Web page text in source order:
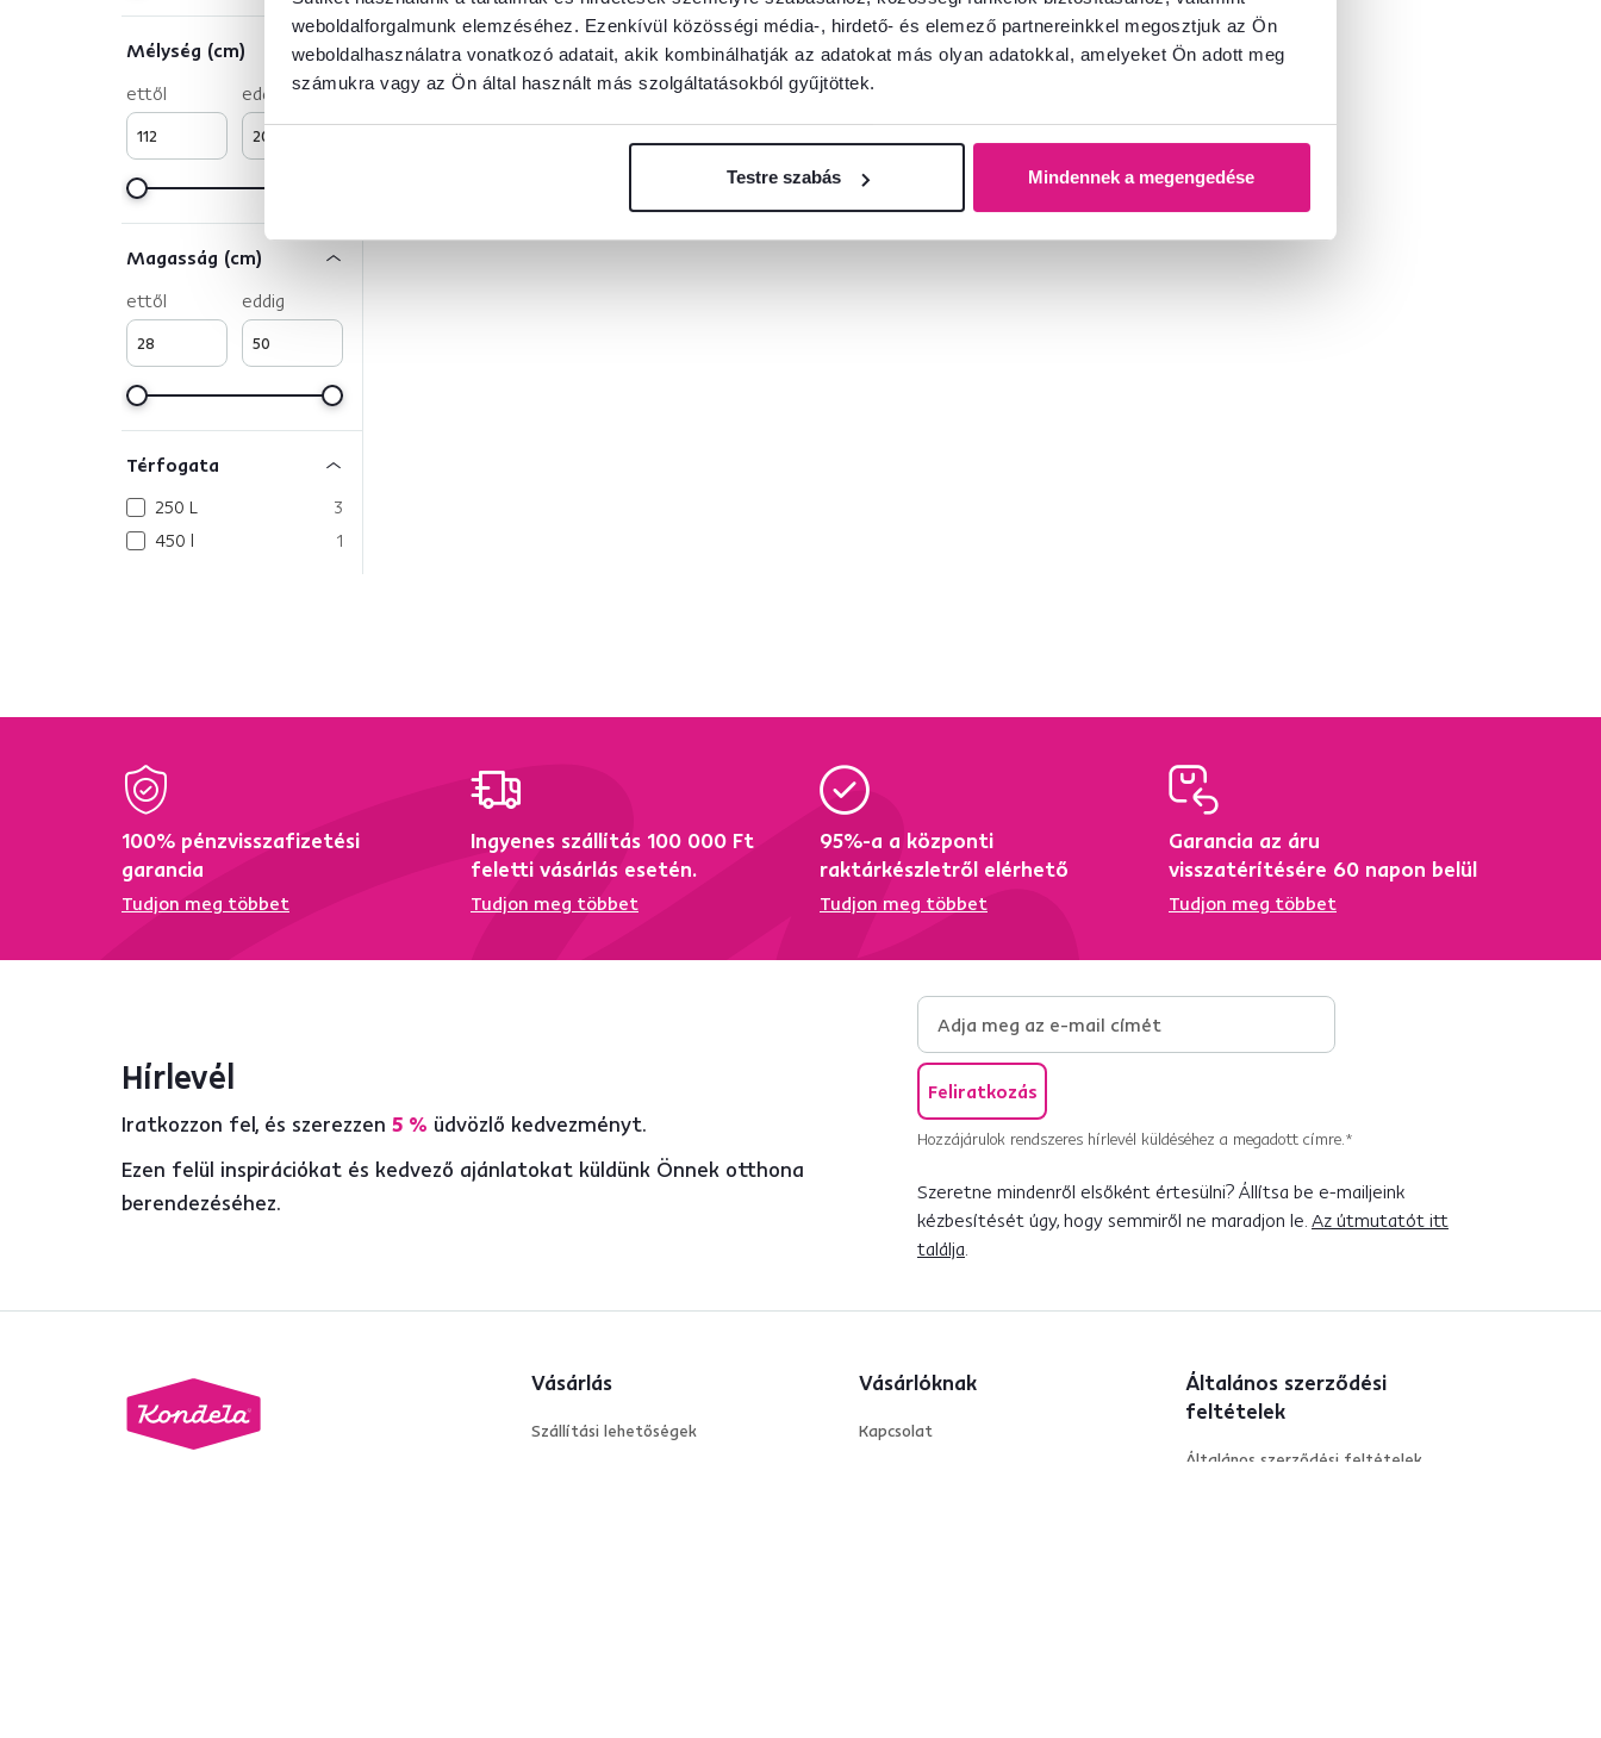
weboldalforgalmunk elemzéséhez. Ezenkívül közösségi média-, hirdető- és elemező partnereinkkel megosztjuk az Ön
weboldalhasználatra vonatkozó adatait, akik kombinálhatják az adatokat más olyan adatokkal, amelyeket Ön adott meg
számukra vagy az Ön által használt más szolgáltatásokból gyűjtöttek.
Testre szabás Mindennek a megengedése
Mélység (cm)
ettől
eddig
Magasság (cm)
ettől
eddig
Térfogata
250 L
3
450 l
1
100% pénzvisszafizetési
garancia
Tudjon meg többet
Ingyenes szállítás 100 000 Ft
feletti vásárlás esetén.
Tudjon meg többet
95%-a a központi
raktárkészletről elérhető
Tudjon meg többet
Garancia az áru
visszatérítésére 60 napon belül
Tudjon meg többet
Hírlevél
Iratkozzon fel, és szerezzen 5 % üdvözlő kedvezményt.
Ezen felül inspirációkat és kedvező ajánlatokat küldünk Önnek otthona
berendezéséhez.
Feliratkozás
Hozzájárulok rendszeres hírlevél küldéséhez a megadott címre.*
Szeretne mindenről elsőként értesülni? Állítsa be e-mailjeink
kézbesítését úgy, hogy semmiről ne maradjon le. Az útmutatót itt
találja.
Vásárlás
Szállítási lehetőségek
Vásárlóknak
Kapcsolat
Általános szerződési
feltételek
Általános szerződési feltételek